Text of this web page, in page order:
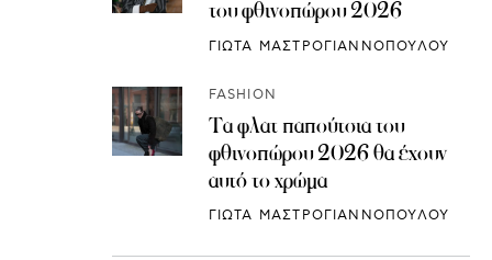
του φθινοπώρου 2026
ΓΙΩΤΑ ΜΑΣΤΡΟΓΙΑΝΝΟΠΟΥΛΟΥ
FASHION
Τα φλατ παπούτσια του
φθινοπώρου 2026 θα έχουν
αυτό το χρώμα
ΓΙΩΤΑ ΜΑΣΤΡΟΓΙΑΝΝΟΠΟΥΛΟΥ